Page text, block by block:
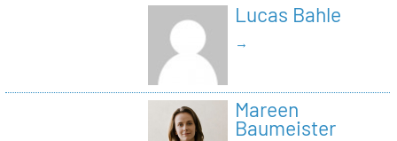
Lucas Bahle
→
Mareen
Baumeister